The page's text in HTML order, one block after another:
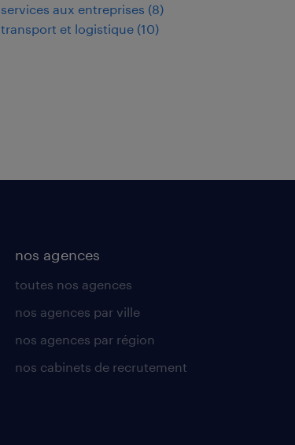
services aux entreprises (8)
transport et logistique (10)
nos agences
toutes nos agences
nos agences par ville
nos agences par région
nos cabinets de recrutement